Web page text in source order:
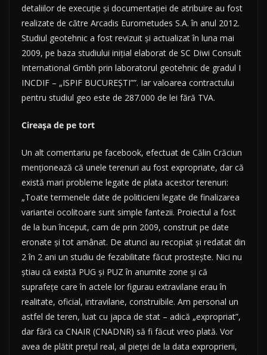
detaliilor de execuție și documentației de atribuire au fost
realizate de către Arcadis Eurometudes S.A. în anul 2012.
Studiul geotehnic a fost revizuit și actualizat în luna mai
2009, pe baza studiului inițial elaborat de SC Diwi Consult
International Gmbh prin laboratorul geotehnic de gradul I
INCDIF – „ISPIF BUCUREȘTI””. Iar valoarea contractului
pentru studiul geo este de 287.000 de lei fără TVA.
Cireașa de pe tort
Un alt comentariu pe facebook, efectuat de Călin Crăciun
menţionează că unele terenuri au fost expropriate, dar că
există mari probleme legate de plata acestor terenuri:
„Toate termenele date de politicieni legate de finalizarea
variantei ocolitoare sunt simple fantezii. Proiectul a fost
de la bun început, cam de prin 2009, construit pe date
eronate și tot amânat. De atunci au recopiat și redatat din
2 în 2 ani un studiu de fezabilitate făcut prostește. Nici nu
știau că există PUG și PUZ în anumite zone și că
suprafețe care în actele lor figurau extravilane erau în
realitate, oficial, intravilane, construibile. Am personal un
astfel de teren, luat cu japca de stat – adică „expropriat”,
dar fără ca CNAIR (CNADNR) să fi făcut vreo plată. Vor
avea de plătit prețul real, al pieței de la data exproprierii,